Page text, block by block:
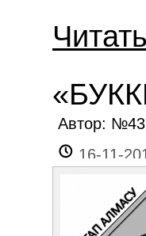
Автор:
16-11-